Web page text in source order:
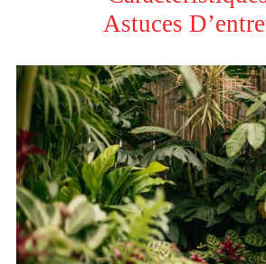
Astuces